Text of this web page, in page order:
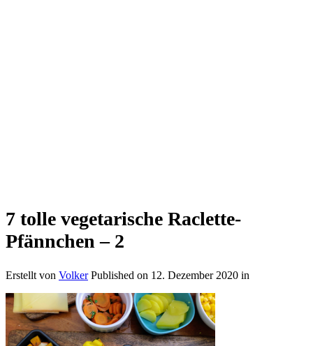
7 tolle vegetarische Raclette-
Pfännchen – 2
Erstellt von Volker Published on 12. Dezember 2020 in